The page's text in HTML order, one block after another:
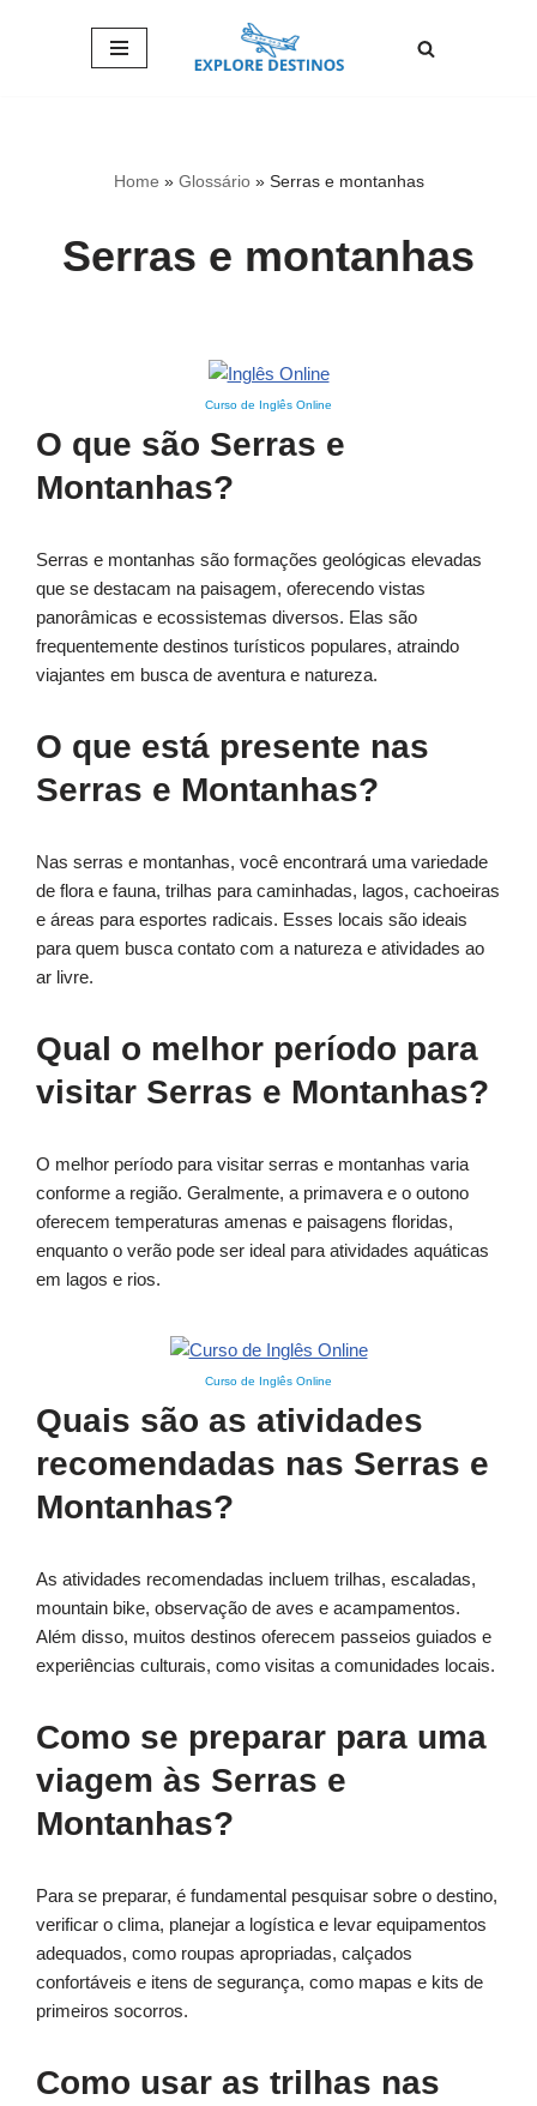
Home » Glossário» Serras e montanhas
Serras e montanhas
Curso de Inglês Online
O que são Serras e
Montanhas?
Serras e montanhas são formações geológicas elevadas
que se destacam na paisagem, oferecendo vistas
panorâmicas e ecossistemas diversos. Elas são
frequentemente destinos turísticos populares, atraindo
viajantes em busca de aventura e natureza.
O que está presente nas
Serras e Montanhas?
Nas serras e montanhas, você encontrará uma variedade
de flora e fauna, trilhas para caminhadas, lagos, cachoeiras
e áreas para esportes radicais. Esses locais são ideais
para quem busca contato com a natureza e atividades ao
ar livre.
Qual o melhor período para
visitar Serras e Montanhas?
O melhor período para visitar serras e montanhas varia
conforme a região. Geralmente, a primavera e o outono
oferecem temperaturas amenas e paisagens floridas,
enquanto o verão pode ser ideal para atividades aquáticas
em lagos e rios.
Curso de Inglês Online
Quais são as atividades
recomendadas nas Serras e
Montanhas?
As atividades recomendadas incluem trilhas, escaladas,
mountain bike, observação de aves e acampamentos.
Além disso, muitos destinos oferecem passeios guiados e
experiências culturais, como visitas a comunidades locais.
Como se preparar para uma
viagem às Serras e
Montanhas?
Para se preparar, é fundamental pesquisar sobre o destino,
verificar o clima, planejar a logística e levar equipamentos
adequados, como roupas apropriadas, calçados
confortáveis e itens de segurança, como mapas e kits de
primeiros socorros.
Como usar as trilhas nas